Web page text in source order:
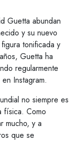
Guetta abundan
y su nuevo
tonificada y
Guetta ha
regularmente
Instagram.
no siempre es
física. Como
mucho, y a
que se